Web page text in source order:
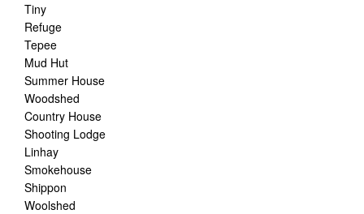
Tiny
Refuge
Tepee
Mud Hut
Summer House
Woodshed
Country House
Shooting Lodge
Linhay
Smokehouse
Shippon
Woolshed